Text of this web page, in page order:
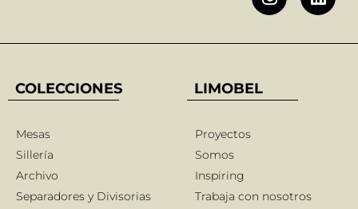
COLECCIONES
Mesas
Sillería
Archivo
Separadores y Divisorias
LIMOBEL
Proyectos
Somos
Inspiring
Trabaja con nosotros